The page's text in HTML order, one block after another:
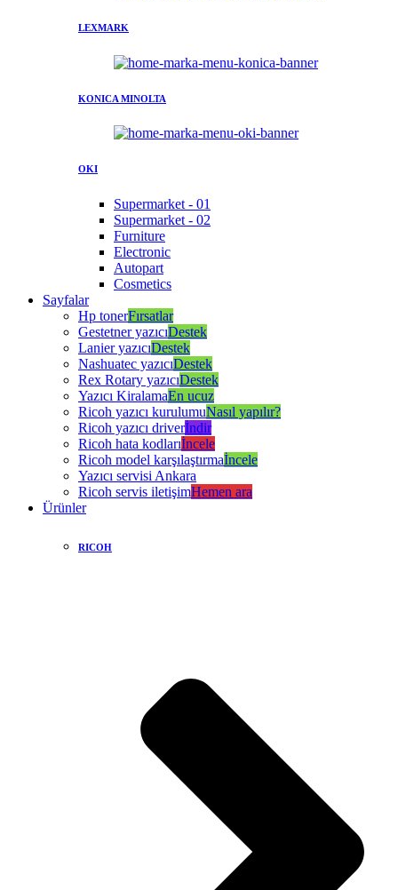
LEXMARK
KONICA MINOLTA
OKI
Supermarket - 01
Supermarket - 02
Furniture
Electronic
Autopart
Cosmetics
Sayfalar
Hp tonerFırsatlar
Gestetner yazıcıDestek
Lanier yazıcıDestek
Nashuatec yazıcıDestek
Rex Rotary yazıcıDestek
Yazıcı KiralamaEn ucuz
Ricoh yazıcı kurulumuNasıl yapılır?
Ricoh yazıcı driverİndir
Ricoh hata kodlarıİncele
Ricoh model karşılaştırmaİncele
Yazıcı servisi Ankara
Ricoh servis iletişimHemen ara
Ürünler
RICOH